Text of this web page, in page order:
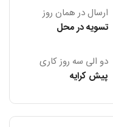
ارسال در همان روز
تسویه در محل
دو الی سه روز کاری
پیش کرایه